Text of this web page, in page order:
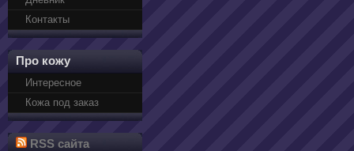
Контакты
Про кожу
Интересное
Кожа под заказ
RSS сайта